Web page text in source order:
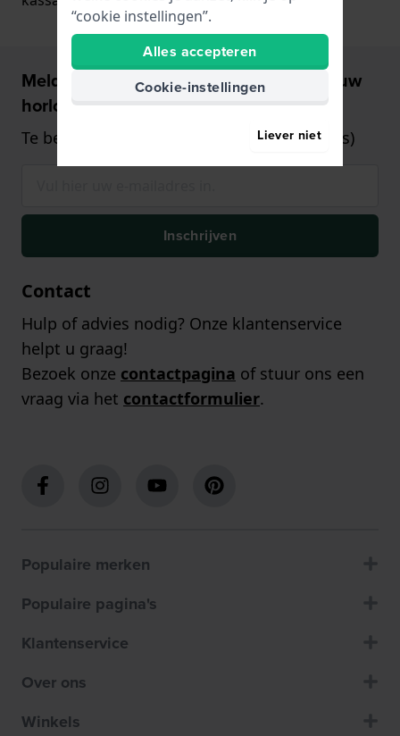
Meld u aan en ontvang €5,- korting op uw
horloge!
Te besteden vanaf €75,- (alleen op horloges)
Inschrijven
Contact
Hulp of advies nodig? Onze klantenservice
helpt u graag!
Bezoek onze contactpagina of stuur ons een
vraag via het contactformulier.
Populaire merken
Populaire pagina's
Klantenservice
Over ons
Winkels
“cookie instellingen”.
Alles accepteren
Cookie-instellingen
Liever niet